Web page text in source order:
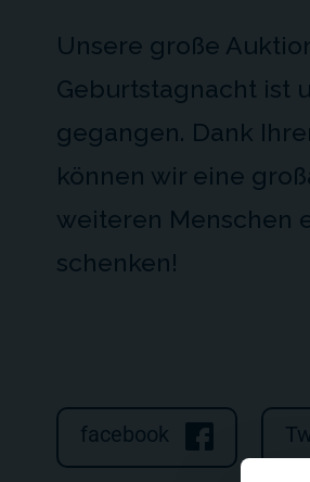
Unsere große
Geburtstagnacht ist
gegangen. Dank
können wir eine
weiteren Menschen
schenken!
facebook